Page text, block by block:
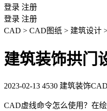
登录 注册
登录 注册
CAD > CAD图纸 > 建筑设计
建筑装饰拱门
2023-02-13 4530 建筑装饰
CAD虚线命令怎么使用？在绘